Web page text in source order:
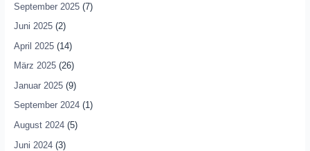
September 2025(7)
Juni 2025(2)
April 2025(14)
März 2025(26)
Januar 2025(9)
September 2024(1)
August 2024(5)
Juni 2024(3)